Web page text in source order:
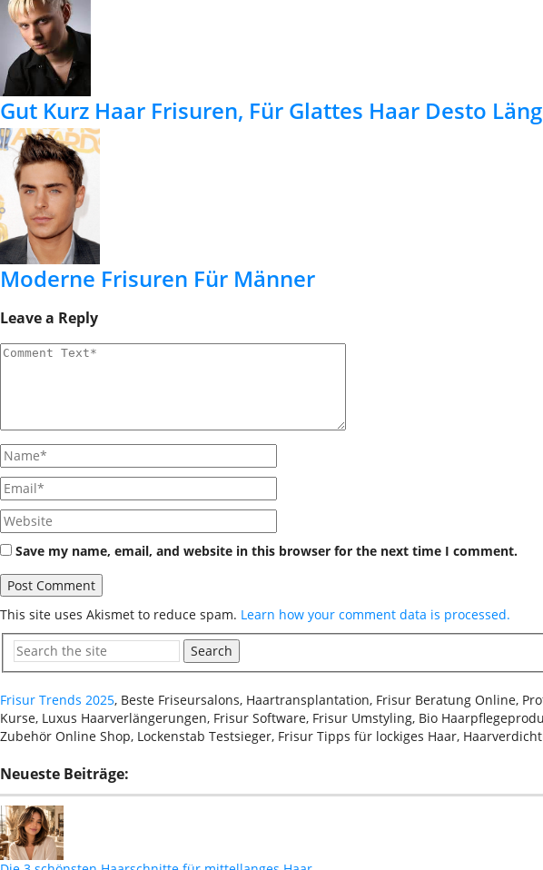
Gut Kurz Haar Frisuren, Für Glattes Haar Desto
Moderne Frisuren Für Männer
Leave a Reply
Save my name, email, and website in this browser for the next time I comment.
This site uses Akismet to reduce spam. Learn how your comment data is processed.
Search
Frisur Trends 2025, Beste Friseursalons, Haartransplantation, Frisur Beratung Online,
Kurse, Luxus Haarverlängerungen, Frisur Software, Frisur Umstyling, Bio
Zubehör Online Shop, Lockenstab Testsieger, Frisur Tipps für lockiges Haar,
Neueste Beiträge: